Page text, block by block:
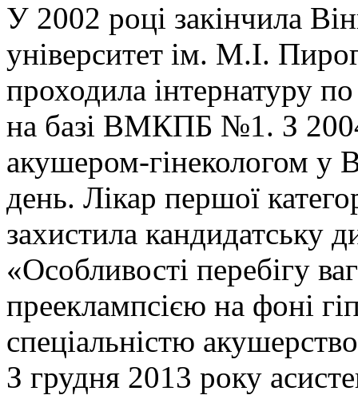
У 2002 році закінчила
університет ім. М.І.
проходила інтернатуру
на базі ВМКПБ №1. З
акушером-гінекологом
день. Лікар першої
захистила кандидатську
«Особливості перебігу
прееклампсією на фоні
спеціальністю акушерство
З грудня 2013 року